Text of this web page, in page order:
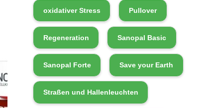
oxidativer Stress Pullover
Regeneration Sanopal Basic
Sanopal Forte Save your Earth
Straßen und Hallenleuchten